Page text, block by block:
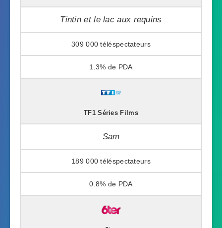
Tintin et le lac aux requins
309 000
1.3%
TF1 Séries Films
Sam
189 000
0.8%